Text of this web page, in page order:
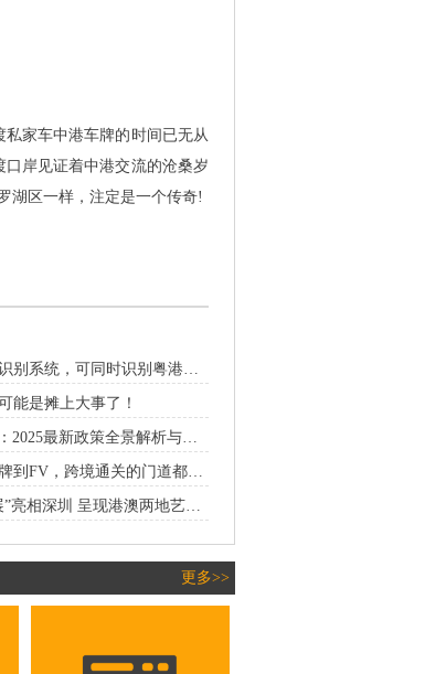
家车中港车牌的时间已无从
岸见证着中港交流的沧桑岁
湖区一样，注定是一个传奇!
港珠澳大桥世界首创车牌识别系统，可同时识别粤港澳三地车牌
能是摊上大事了！
粤Z两地车牌VS港车北上：2025最新政策全景解析与精准选择策略
粤港澳车牌全解析：从黑牌到FV，跨境通关的门道都在这了
“2024港澳视觉艺术双年展”亮相深圳 呈现港澳两地艺术精华
更多>>